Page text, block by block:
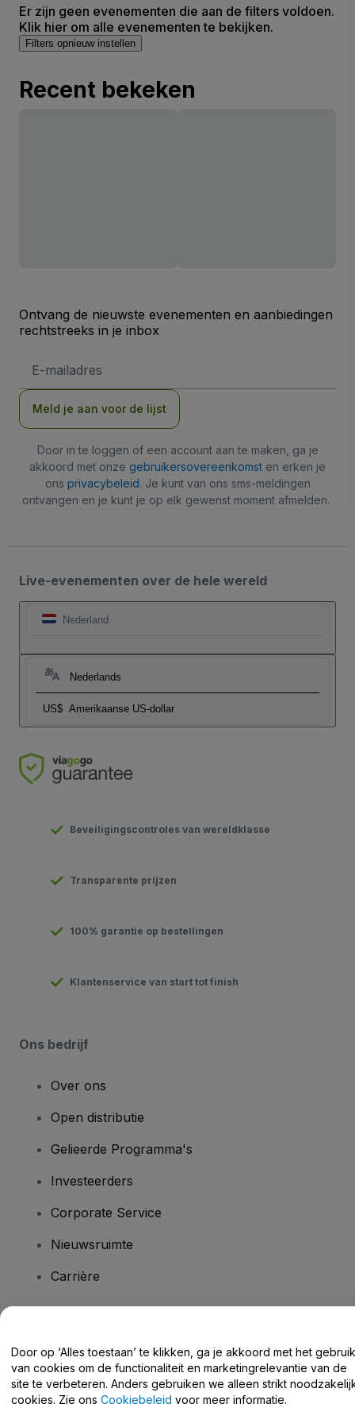
Er zijn geen evenementen die aan de filters voldoen.
Klik hier om alle evenementen te bekijken.
Filters opnieuw instellen
Recent bekeken
Ontvang de nieuwste evenementen en aanbiedingen
rechtstreeks in je inbox
mailadres
Meld je aan voor de lijst
Door in te loggen of een account aan te maken, ga je
akkoord met onze gebruikersovereenkomst en erken je
ons privacybeleid. Je kunt van ons sms-meldingen
ontvangen en je kunt je op elk gewenst moment afmelden.
Live-evenementen over de hele wereld
Nederland
Nederlands
US$ Amerikaanse US-dollar
Beveiligingscontroles van wereldklasse
Transparente prijzen
100% garantie op bestellingen
Klantenservice van start tot finish
Ons bedrijf
Over ons
Open distributie
Gelieerde Programma's
Investeerders
Corporate Service
Nieuwsruimte
Carrière
Helpcentrum / Neem Contact Met Ons Op
Door op ‘Alles toestaan’ te klikken, ga je akkoord met het gebruik
van cookies om de functionaliteit en marketingrelevantie van de
site te verbeteren. Anders gebruiken we alleen strikt
cookies. Zie ons Cookiebeleid voor meer informatie.